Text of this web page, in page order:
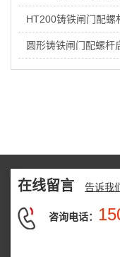
HT200铸铁闸门配螺
圆形铸铁闸门配螺杆
在线留言 告诉我
咨询电话：